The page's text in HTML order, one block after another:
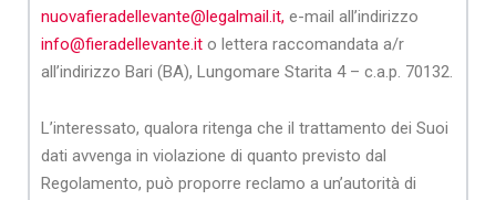
nuovafieradellevante@legalmail.it, e-mail all’indirizzo
info@fieradellevante.it o lettera raccomandata a/r
all’indirizzo Bari (BA), Lungomare Starita 4 – c.a.p. 70132.
L’interessato, qualora ritenga che il trattamento dei Suoi
dati avvenga in violazione di quanto previsto dal
Regolamento, può proporre reclamo a un’autorità di